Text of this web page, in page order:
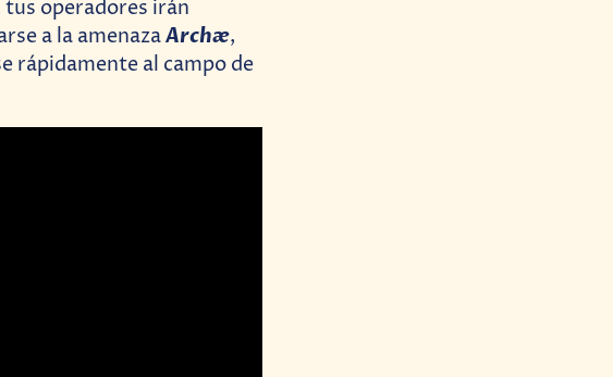
operadores irán
a la amenazaArchæ,
rápidamente al campo de